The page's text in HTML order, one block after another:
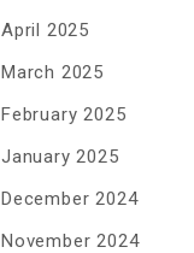
April 2025
March 2025
February 2025
January 2025
December 2024
November 2024